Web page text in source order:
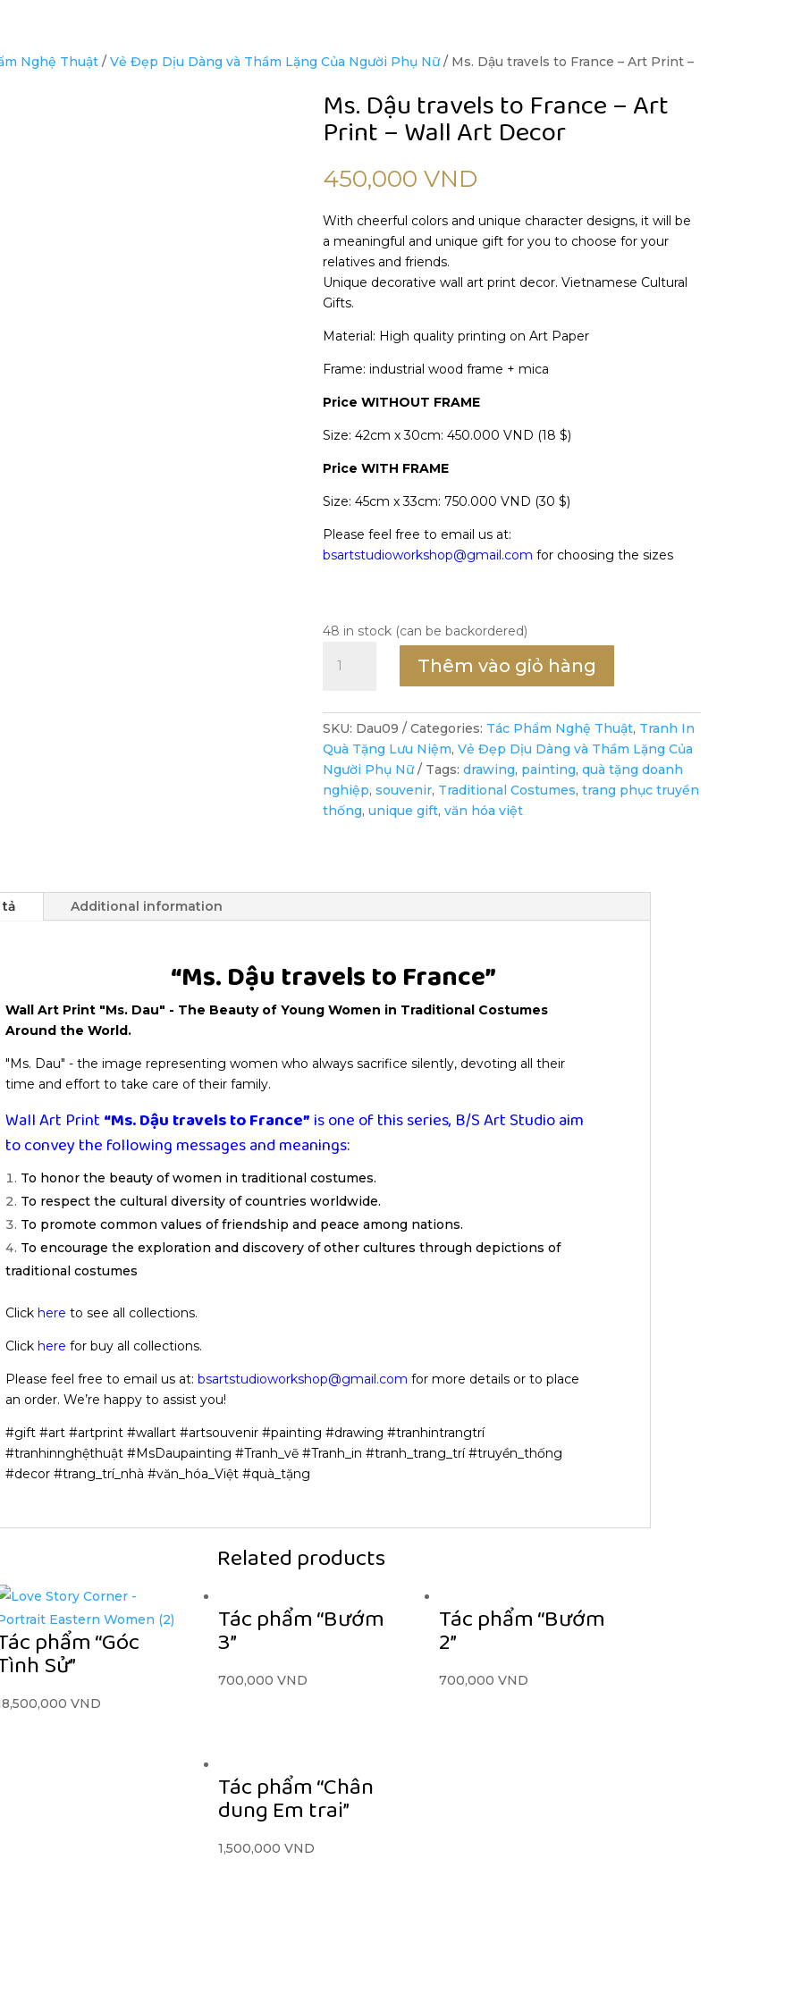
Nghệ Thuật/ Vẻ Đẹp Dịu Dàng và Thầm Lặng Của Người Phụ Nữ/ Ms. Dậu travels to France – Art Print –
Ms. Dậu travels to France – Art
Print – Wall Art Decor
450,000VND
With cheerful colors and unique character designs, it will be
a meaningful and unique gift for you to choose for your
relatives and friends.
Unique decorative wall art print decor. Vietnamese Cultural
Gifts.
Material: High quality printing on Art Paper
Frame: industrial wood frame + mica
Price WITHOUT FRAME
Size: 42cm x 30cm: 450.000 VND (18 $)
Price WITH FRAME
Size: 45cm x 33cm: 750.000 VND (30 $)
Please feel free to email us at:
bsartstudioworkshop@gmail.com for choosing the sizes
48 in stock (can be backordered)
Dậu
to
France
-
Art
Print
-
quantity
Thêm vào giỏ hàng
SKU: Dau09 Categories: Tác Phẩm Nghệ Thuật, Tranh In
Quà Tặng Lưu Niệm,Vẻ Đẹp Dịu Dàng và Thầm Lặng Của
Người Phụ Nữ
Tags:drawing, painting,quà tặng doanh
nghiệp,souvenir, Traditional Costumes,trang phục truyền
thống,unique gift,văn hóa việt
tả Additional information
“Ms. Dậu travels to France”
Wall Art Print "Ms. Dau" - The Beauty of Young Women in Traditional Costumes
Around the World.
"Ms. Dau" - the image representing women who always sacrifice silently, devoting all their
time and effort to take care of their family.
Wall Art Print “Ms. Dậu travels to France” is one of this series, B/S Art Studio aim
to convey the following messages and meanings:
To honor the beauty of women in traditional costumes.
To respect the cultural diversity of countries worldwide.
To promote common values of friendship and peace among nations.
To encourage the exploration and discovery of other cultures through depictions of
traditional costumes
Click here to see all collections.
Click here for buy all collections.
Please feel free to email us at: bsartstudioworkshop@gmail.com for more details or to place
an order. We’re happy to assist you!
#gift #art #artprint #wallart #artsouvenir #painting #drawing #tranhintrangtrí
#tranhinnghệthuật #MsDaupainting #Tranh_vẽ #Tranh_in #tranh_trang_trí #truyền_thống
#decor #trang_trí_nhà #văn_hóa_Việt #quà_tặng
Related products
phẩm “Góc
Sử”
VND
Tác phẩm “Bướm
3”
700,000 VND
Tác phẩm “Bướm
2”
700,000 VND
Tác phẩm “Chân
dung Em trai”
1,500,000 VND